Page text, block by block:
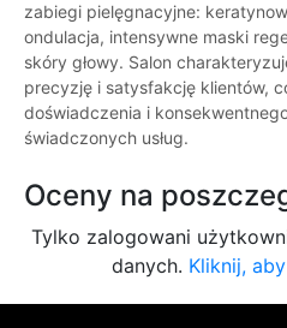
zabiegi pielęgnacyjne:
ondulacja, intensywne maski
skóry głowy. Salon
precyzję i satysfakcję klientów,
doświadczenia i
świadczonych usług.
Oceny na
Tylko zalogowani
danych. Kliknij,